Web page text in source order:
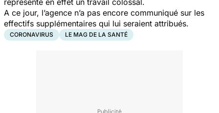
A ce jour, l’agence n’a pas encore communiqué sur les
effectifs supplémentaires qui lui seraient attribués.
CORONAVIRUS LE MAG DE LA SANTÉ